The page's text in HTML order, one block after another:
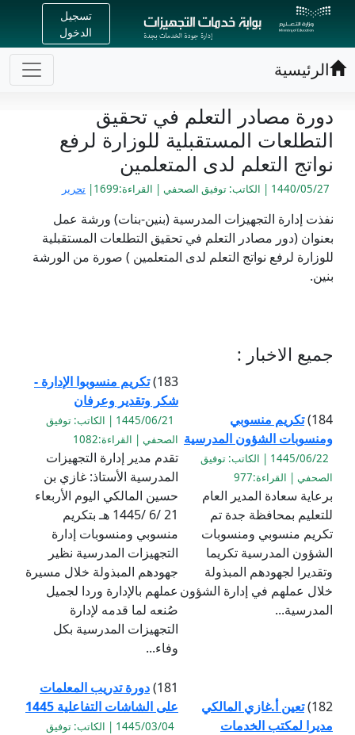
تسجيل
الدخول
الرئيسية
دورة مصادر التعلم في تحقيق
التطلعات المستقبلية للوزارة لرفع
نواتج التعلم لدى المتعلمين
1440/05/27 | الكاتب: توفيق الصحفي | القراءة:1699| تحرير
نفذت إدارة التجهيزات المدرسية (بنين-بنات) ورشة عمل
بعنوان (دور مصادر التعلم في تحقيق التطلعات المستقبلية
للوزارة لرفع نواتج التعلم لدى المتعلمين ) صورة من الورشة
بنين.
جميع الاخبار :
184) تكريم منسوبي
ومنسوبات الشؤون المدرسية
1445/06/22 | الكاتب: توفيق
الصحفي | القراءة:977
برعاية سعادة المدير العام
للتعليم بمحافظة جدة تم
تكريم منسوبي ومنسوبات
الشؤون المدرسية تكريما
وتقديرا لجهودهم المبذولة
خلال عملهم في إدارة الشؤون
المدرسية...
183) تكريم منسوبوا الإدارة -
شكر وتقدير وعرفان
1445/06/21 | الكاتب: توفيق
الصحفي | القراءة:1082
تقدم مدير إدارة التجهيزات
المدرسية الأستاذ: غازي بن
حسين المالكي اليوم الأربعاء
21 /6 /1445 هـ بتكريم
منسوبي ومنسوبات إدارة
التجهيزات المدرسية نظير
جهودهم المبذولة خلال مسيرة
عملهم بالإدارة وردا لجميل
صُنعه لما قدمه لإدارة
التجهيزات المدرسية بكل
وفاء...
182) تعين أ.غازي المالكي
مديرا لمكتب الخدمات
181) دورة تدريب المعلمات
على الشاشات التفاعلية 1445
1445/03/04 | الكاتب: توفيق